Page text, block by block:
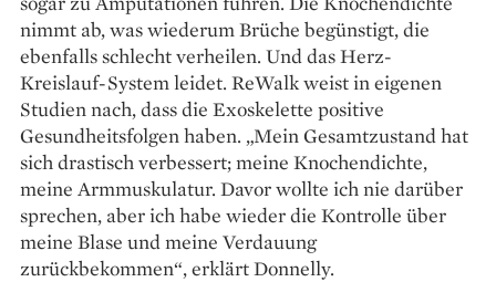
nimmt ab, was wiederum Brüche begünstigt, die
ebenfalls schlecht verheilen. Und das Herz-
Kreislauf-System leidet. ReWalk weist in eigenen
Studien nach, dass die Exoskelette positive
Gesundheitsfolgen haben. „Mein Gesamtzustand hat
sich drastisch verbessert; meine Knochendichte,
meine Armmuskulatur. Davor wollte ich nie darüber
sprechen, aber ich habe wieder die Kontrolle über
meine Blase und meine Verdauung
zurückbekommen“, erklärt Donnelly.